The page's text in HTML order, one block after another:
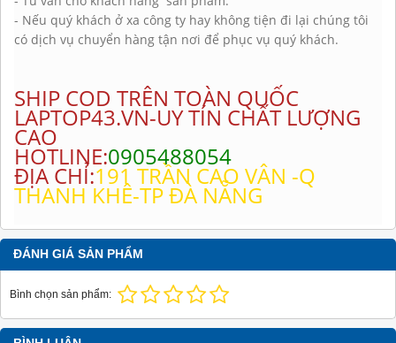
- Nếu quý khách ở xa công ty hay không tiện đi lại chúng tôi
có dịch vụ chuyển hàng tận nơi để phục vụ quý khách.
SHIP COD TRÊN TOÀN QUỐC
LAPTOP43.VN-UY TÍN CHẤT LƯỢNG
CAO
HOTLINE:0905488054
ĐỊA CHỈ:191 TRẦN CAO VÂN -Q
THANH KHÊ-TP ĐÀ NẴNG
ĐÁNH GIÁ SẢN PHẨM
Bình chọn sản phẩm: